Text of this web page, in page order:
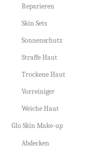
Reparieren
Skin Sets
Sonnenschutz
Straffe Haut
Trockene Haut
Vorreiniger
Weiche Haut
Glo Skin Make-up
Abdecken